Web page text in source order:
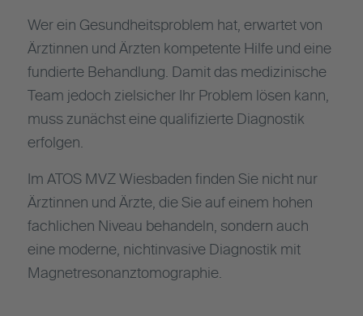
Wer ein Gesundheitsproblem hat, erwartet von
Ärztinnen und Ärzten kompetente Hilfe und eine
fundierte Behandlung. Damit das medizinische
Team jedoch zielsicher Ihr Problem lösen kann,
muss zunächst eine qualifizierte Diagnostik
erfolgen.
Im ATOS MVZ Wiesbaden finden Sie nicht nur
Ärztinnen und Ärzte, die Sie auf einem hohen
fachlichen Niveau behandeln, sondern auch
eine moderne, nichtinvasive Diagnostik mit
Magnetresonanztomographie.